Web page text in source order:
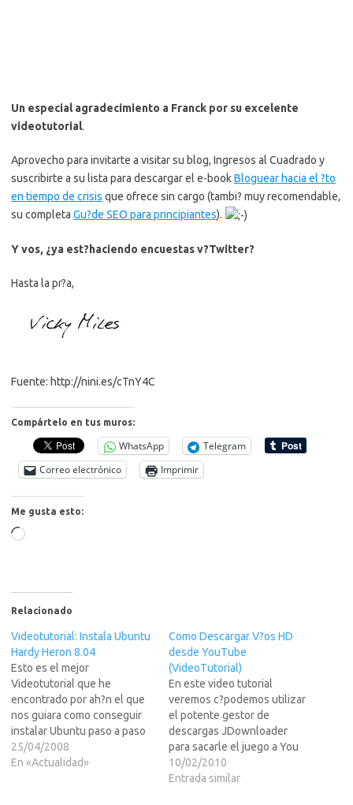
Un especial agradecimiento a Franck por su excelente
videotutorial.
Aprovecho para invitarte a visitar su blog, Ingresos al Cuadrado y
suscribirte a su lista para descargar el e-book Bloguear hacia el ?to
en tiempo de crisis  que ofrece sin cargo (tambi? muy recomendable,
su completa Gu?de SEO para principiantes).
Y vos, ¿ya est?haciendo encuestas v?Twitter?
Hasta la pr?a,
Fuente: http://nini.es/cTnY4C
Compártelo en tus muros:
WhatsApp
Telegram
Correo electrónico
Imprimir
Me gusta esto:
Cargando...
Relacionado
Videotutorial: Instala Ubuntu
Hardy Heron 8.04
Esto es el mejor
Videotutorial que he
encontrado por ah?n el que
nos guiara como conseguir
instalar Ubuntu paso a paso
(step by step) del modo
tradicional, osease sin usar
25/04/2008
En «Actualidad»
Como Descargar V?os HD
desde YouTube
(VideoTutorial)
En este video tutorial
veremos c?podemos utilizar
el potente gestor de
descargas JDownloader
para sacarle el juego a You
Tube HDVEREMOSFormas
de Copiar un link desde You
10/02/2010
Entrada similar